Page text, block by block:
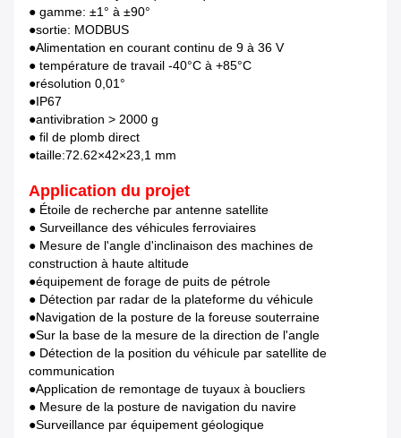
● gamme: ±1° à ±90°
●sortie: MODBUS
●Alimentation en courant continu de 9 à 36 V
● température de travail -40°C à +85°C
●résolution 0,01°
●IP67
●antivibration > 2000 g
● fil de plomb direct
●taille:72.62×42×23,1 mm
Application du projet
● Étoile de recherche par antenne satellite
● Surveillance des véhicules ferroviaires
● Mesure de l'angle d'inclinaison des machines de
construction à haute altitude
●équipement de forage de puits de pétrole
● Détection par radar de la plateforme du véhicule
●Navigation de la posture de la foreuse souterraine
●Sur la base de la mesure de la direction de l'angle
● Détection de la position du véhicule par satellite de
communication
●Application de remontage de tuyaux à boucliers
● Mesure de la posture de navigation du navire
●Surveillance par équipement géologique